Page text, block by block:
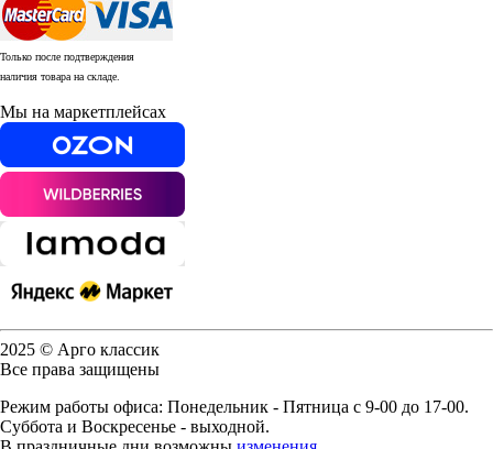
Только после подтверждения
наличия товара на складе.
Мы на маркетплейсах
2025 © Арго классик
Все права защищены
Режим работы офиса: Понедельник - Пятница с 9-00 до 17-00.
Суббота и Воскресенье - выходной.